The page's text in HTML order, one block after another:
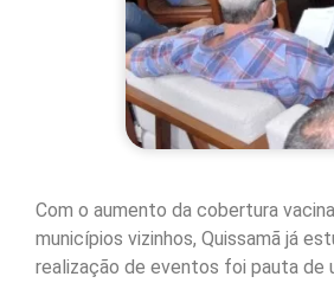
Com o aumento da cobertura
municípios vizinhos, Quissamã já
realização de eventos foi pauta de